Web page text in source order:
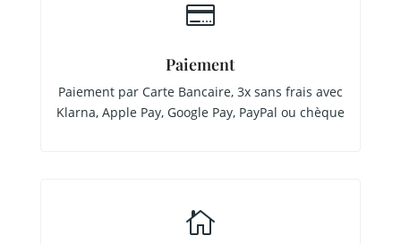

Paiement
Paiement par Carte Bancaire, 3x sans frais avec
Klarna, Apple Pay, Google Pay, PayPal ou chèque
